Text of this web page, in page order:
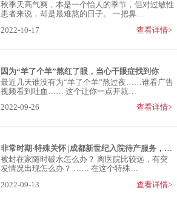
秋季天高气爽，本是一个怡人的季节，但对过敏性
患者来说，却是最难熬的日子。 一把鼻…
2022-10-17
查看详情>
因为“羊了个羊”熬红了眼，当心干眼症找到你
最近几天谁没有为“羊了个羊”熬过夜……谁看广告
视频看到吐血…… 这个让你一点开就…
2022-09-26
查看详情>
非常时期·特殊关怀 |成都新世纪入院待产服务，专属孕妈的“绿色通道”
被封在家随时破水怎么办？ 离医院比较远，有突
发情况出现怎么办？ …… 在这个特殊…
2022-09-13
查看详情>